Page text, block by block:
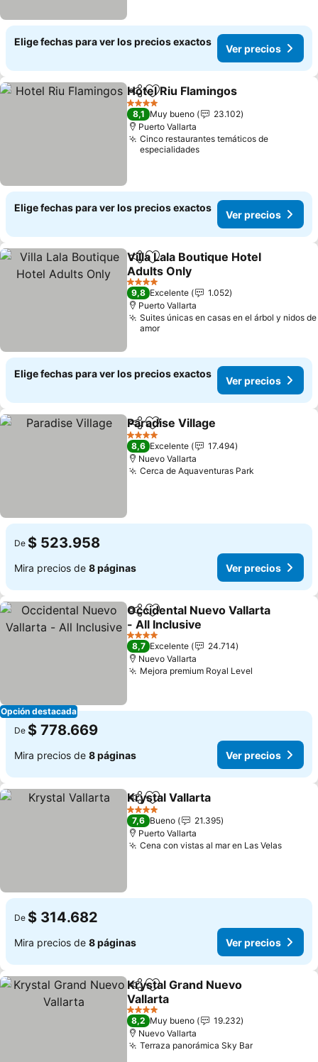
Elige fechas para ver los precios exactos
Ver precios
CompartirAgregar a favoritos
Hotel Riu Flamingos
4 Estrellas
8,1 Muy bueno
23.102
Puerto Vallarta
Cinco restaurantes temáticos de
especialidades
Elige fechas para ver los precios exactos
Ver precios
CompartirAgregar a favoritos
Villa Lala Boutique Hotel
Adults Only
4 Estrellas
9,8 Excelente
1.052
Puerto Vallarta
Suites únicas en casas en el árbol y nidos de
amor
Elige fechas para ver los precios exactos
Ver precios
CompartirAgregar a favoritos
Paradise Village
4 Estrellas
8,6 Excelente
17.494
Nuevo Vallarta
Cerca de Aquaventuras Park
De $ 523.958
Mira precios de 8 páginas Ver precios
Opción destacada
CompartirAgregar a favoritos
Occidental Nuevo Vallarta
- All Inclusive
4 Estrellas
8,7 Excelente
24.714
Nuevo Vallarta
Mejora premium Royal Level
De $ 778.669
Mira precios de 8 páginas Ver precios
CompartirAgregar a favoritos
Krystal Vallarta
4 Estrellas
7,6 Bueno
21.395
Puerto Vallarta
Cena con vistas al mar en Las Velas
De $ 314.682
Mira precios de 8 páginas Ver precios
CompartirAgregar a favoritos
Krystal Grand Nuevo
Vallarta
4 Estrellas
8,2 Muy bueno
19.232
Nuevo Vallarta
Terraza panorámica Sky Bar